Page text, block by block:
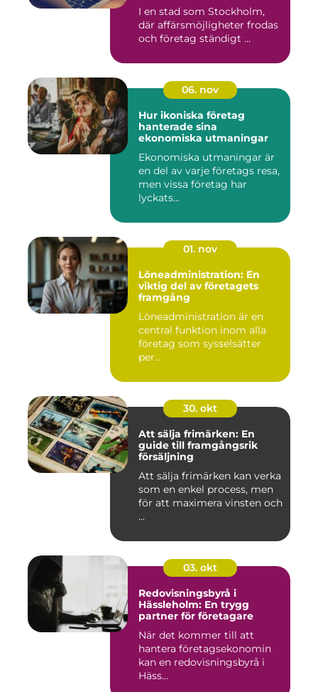
I en stad som Stockholm,
där affärsmöjligheter frodas
och företag ständigt ...
06. nov
Hur ikoniska företag
hanterade sina
ekonomiska utmaningar
Ekonomiska utmaningar är
en del av varje företags resa,
men vissa företag har
lyckats...
01. nov
Löneadministration: En
viktig del av företagets
framgång
Löneadministration är en
central funktion inom alla
företag som sysselsätter
per...
30. okt
Att sälja frimärken: En
guide till framgångsrik
försäljning
Att sälja frimärken kan verka
som en enkel process, men
för att maximera vinsten och
...
03. okt
Redovisningsbyrå i
Hässleholm: En trygg
partner för företagare
När det kommer till att
hantera företagsekonomin
kan en redovisningsbyrå i
Häss...